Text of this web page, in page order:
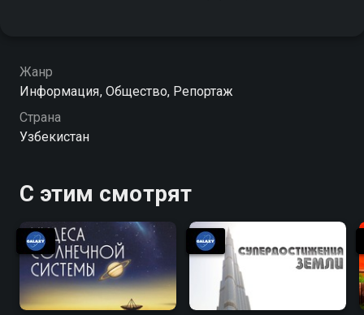
Жанр
Информация, Общество, Репортаж
Страна
Узбекистан
С этим смотрят